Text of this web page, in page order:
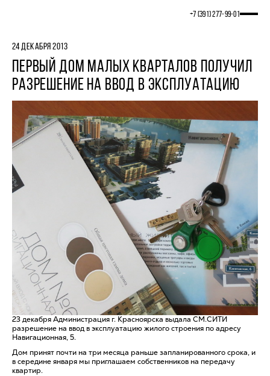
+7 (391) 277‒99‒01
24 ДЕКАБРЯ 2013
ПЕРВЫЙ ДОМ МАЛЫХ КВАРТАЛОВ ПОЛУЧИЛ
РАЗРЕШЕНИЕ НА ВВОД В ЭКСПЛУАТАЦИЮ
23 декабря Администрация г. Красноярска выдала СМ.СИТИ
разрешение на ввод в эксплуатацию жилого строения по адресу
Навигационная, 5.
Дом принят почти на три месяца раньше запланированного срока, и
в середине января мы приглашаем собственников на передачу
квартир.